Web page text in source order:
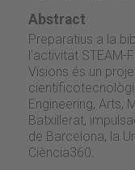
Abstract
Preparatius a la
l’activitat STEAM-
Visions és un
Engineering, Arts,
Batxillerat,
de Barcelona, la
Ciència360.